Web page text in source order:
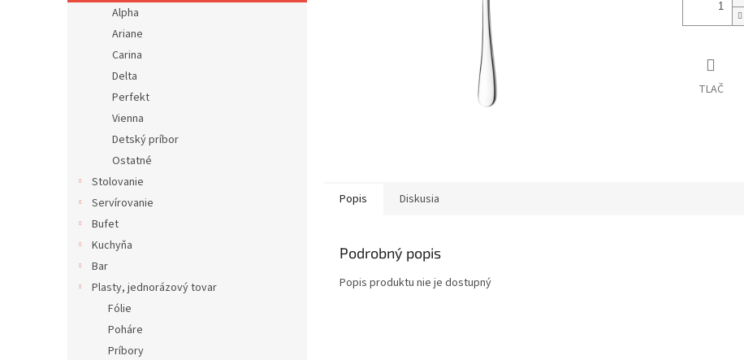
Alpha
Ariane
Carina
Delta
Perfekt
Vienna
Detský príbor
Ostatné
Stolovanie
Servírovanie
Bufet
Kuchyňa
Bar
Plasty, jednorázový tovar
Fólie
Poháre
Príbory
TLAČ
Popis Diskusia
Podrobný popis
Popis produktu nie je dostupný